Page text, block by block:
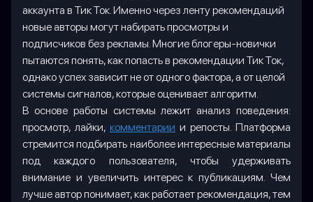
аккаунта в Тик Ток. Именно через ленту рекомендаций
новые авторы могут набирать просмотры и
подписчиков без рекламы. Многие блогеры-новички
пытаются понять, как попасть в рекомендации Тик Ток,
однако успех зависит не от одного фактора, а от целой
системы сигналов, которые оценивает алгоритм.
В основе работы системы лежит анализ поведения:
просмотр, лайки, комментарии и репосты. Платформа
стремится подбирать наиболее интересные материалы
под каждого пользователя, чтобы удерживать
внимание и увеличить интерес к публикациям. Чем
лучше автор понимает, как работает рекомендация, тем